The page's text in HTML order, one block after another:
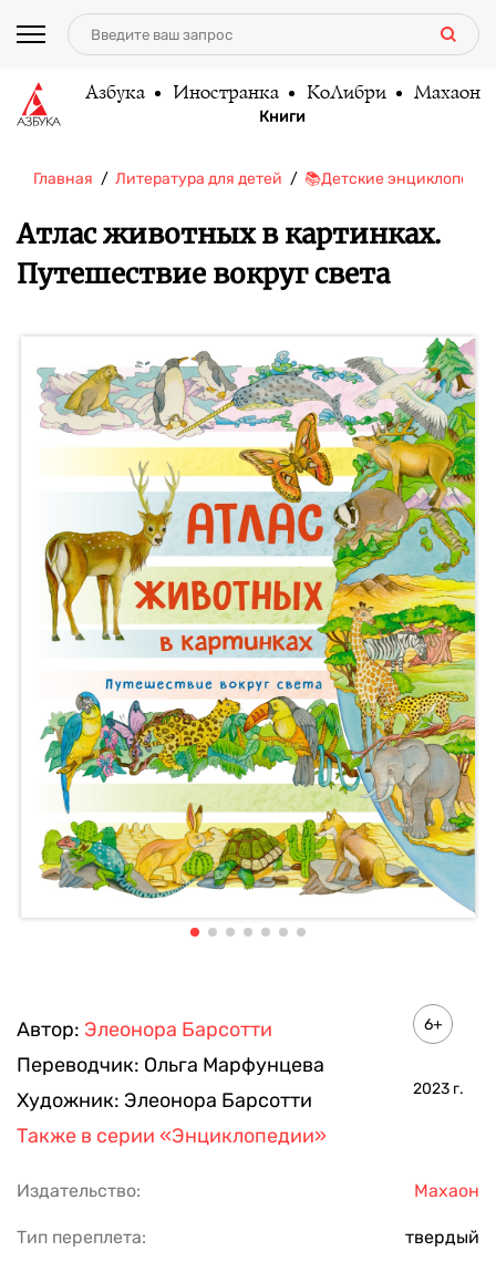
Азбука Иностранка КоЛибри Махаон
Книги
Главная Литература для детей 📚Детские
Атлас животных в картинках.
Путешествие вокруг света
Автор: Элеонора Барсотти
Переводчик: Ольга Марфунцева
Художник: Элеонора Барсотти
6+
2023 г.
Также в серии «Энциклопедии»
Издательство: Махаон
Тип переплета: твердый